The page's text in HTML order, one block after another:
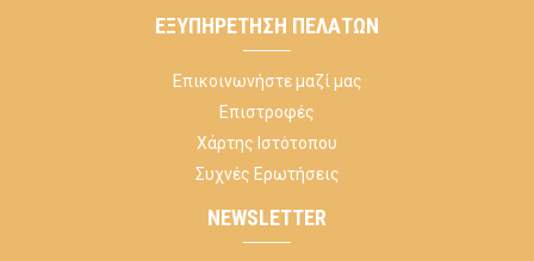
ΕΞΥΠΗΡΈΤΗΣΗ ΠΕΛΑΤΏΝ
Επικοινωνήστε μαζί μας
Επιστροφές
Χάρτης Ιστότοπου
Συχνές Ερωτήσεις
NEWSLETTER